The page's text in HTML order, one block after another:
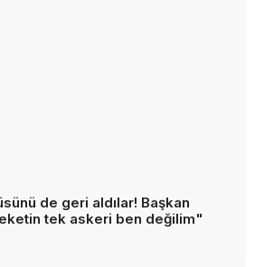
de geri aldılar! Başkan
tek askeri ben değilim"